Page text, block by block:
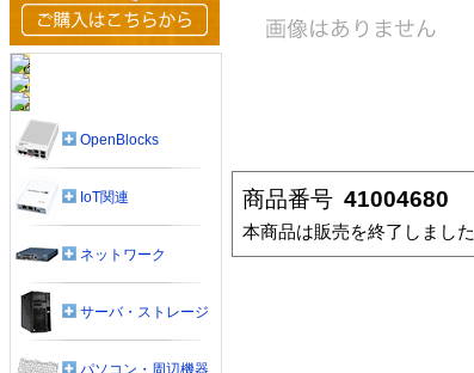
商品番号 41004680
本商品は販売を終了しました
OpenBlocks
IoT関連
ネットワーク
サーバ・ストレージ
パソコン・周辺機器